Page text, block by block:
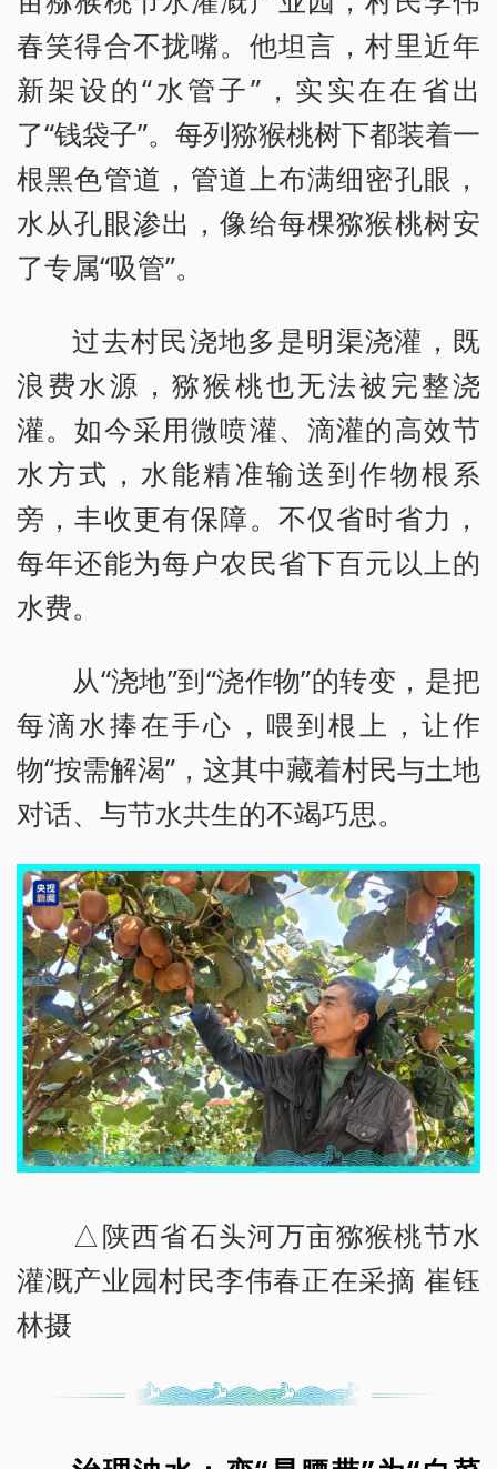
春笑得合不拢嘴。他坦言，村里近年
新架设的“水管子”，实实在在省出
了“钱袋子”。每列猕猴桃树下都装着一
根黑色管道，管道上布满细密孔眼，
水从孔眼渗出，像给每棵猕猴桃树安
了专属“吸管”。
过去村民浇地多是明渠浇灌，既
浪费水源，猕猴桃也无法被完整浇
灌。如今采用微喷灌、滴灌的高效节
水方式，水能精准输送到作物根系
旁，丰收更有保障。不仅省时省力，
每年还能为每户农民省下百元以上的
水费。
从“浇地”到“浇作物”的转变，是把
每滴水捧在手心，喂到根上，让作
物“按需解渴”，这其中藏着村民与土地
对话、与节水共生的不竭巧思。
△陕西省石头河万亩猕猴桃节水
灌溉产业园村民李伟春正在采摘 崔钰
林摄